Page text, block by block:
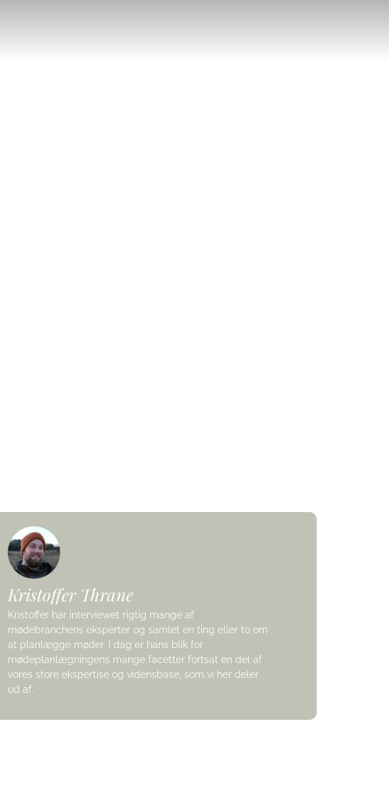
Kristoffer Thrane
Kristoffer har interviewet rigtig mange af
mødebranchens eksperter og samlet en ting eller to om
at planlægge møder. I dag er hans blik for
mødeplanlægningens mange facetter fortsat en del af
vores store ekspertise og vidensbase, som vi her deler
ud af.